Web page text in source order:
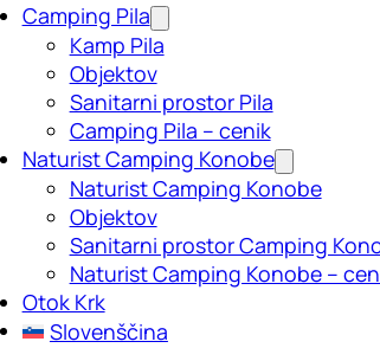
Camping Pila
Kamp Pila
Objektov
Sanitarni prostor Pila
Camping Pila – cenik
Naturist Camping Konobe
Naturist Camping Konobe
Objektov
Sanitarni prostor Camping
Naturist Camping Konobe –
Otok Krk
Slovenščina